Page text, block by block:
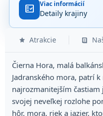
fact_check Viac informácií
Detaily krajiny
Atrakcie
Čierna Hora, malá
Jadranského mora, patrí
najrozmanitejším
svojej neveľkej rozlohe
hôr, mora, riek a jazier,